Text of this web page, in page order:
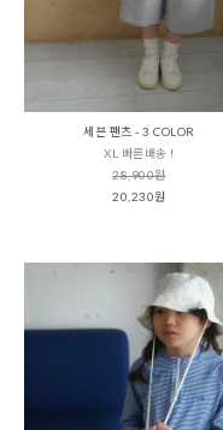
세븐 팬츠 - 3 COLOR
XL 빠른배송 !
28,900원
20,230원